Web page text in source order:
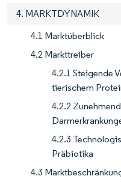
4. MARKTDYNAMIK
4.1 Marktüberblick
4.2 Markttreiber
4.2.1 Steigende
tierischem
4.2.2
4.2.3
Präbiotika
4.3